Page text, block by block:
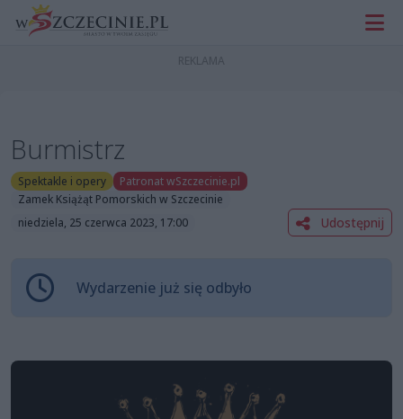
Burmistrz
Spektakle i opery
Patronat wSzczecinie.pl
Zamek Książąt Pomorskich w Szczecinie
niedziela, 25 czerwca 2023, 17:00
Udostępnij
Wydarzenie już się odbyło